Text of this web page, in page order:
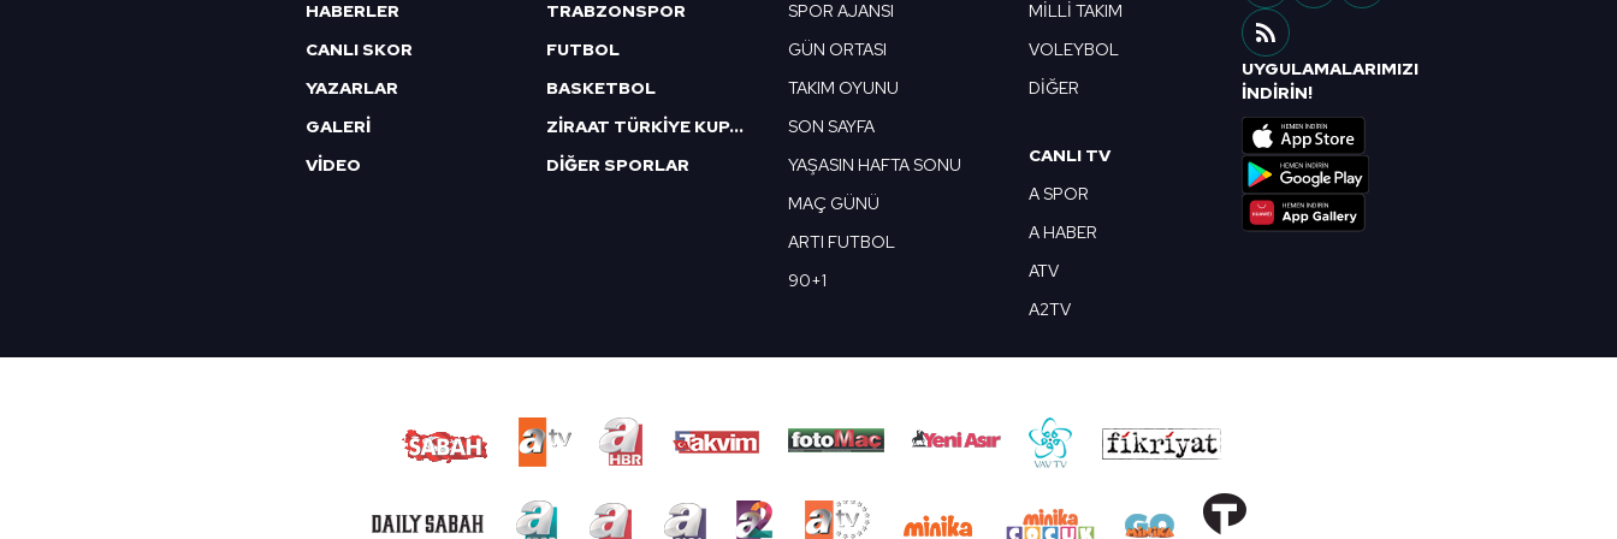
HABERLER
CANLI SKOR
YAZARLAR
GALERİ
VİDEO
TRABZONSPOR
FUTBOL
BASKETBOL
ZİRAAT TÜRKİYE KUPASI
DİĞER SPORLAR
SPOR AJANSI
GÜN ORTASI
TAKIM OYUNU
SON SAYFA
YAŞASIN HAFTA SONU
MAÇ GÜNÜ
ARTI FUTBOL
90+1
MİLLİ TAKIM
VOLEYBOL
DİĞER
CANLI TV
A SPOR
A HABER
ATV
A2TV
UYGULAMALARIMIZI
İNDİRİN!